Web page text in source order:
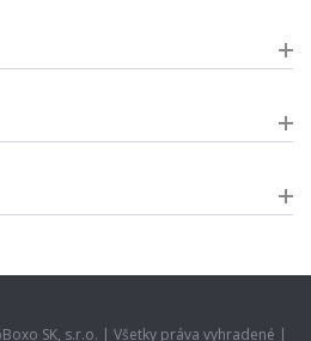
SK, s.r.o. | Všetky práva vyhradené |